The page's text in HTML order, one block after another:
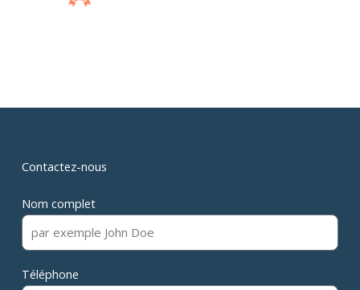
Contactez-nous
Nom complet
Téléphone